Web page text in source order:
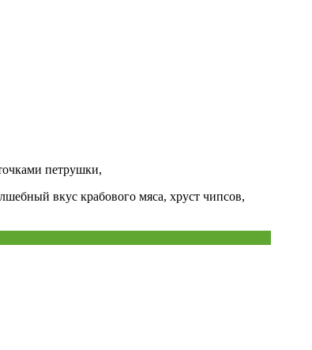
петрушки,
вкус крабового мяса, хруст чипсов,